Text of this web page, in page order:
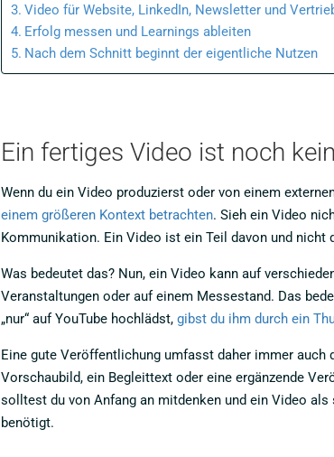
Video für Website, LinkedIn, Newsletter und
Erfolg messen und Learnings ableiten
Nach dem Schnitt beginnt der eigentliche Nutzen
Ein fertiges Video ist noch
Wenn du ein Video produzierst oder von einem
einem größeren Kontext betrachten. Sieh ein Video
Kommunikation. Ein Video ist ein Teil davon und nicht
Was bedeutet das? Nun, ein Video kann auf
Veranstaltungen oder auf einem Messestand. Das
„nur“ auf YouTube hochlädst, gibst du ihm durch ein
Eine gute Veröffentlichung umfasst daher immer auch
Vorschaubild, ein Begleittext oder eine ergänzende
solltest du von Anfang an mitdenken und ein Video
benötigt.